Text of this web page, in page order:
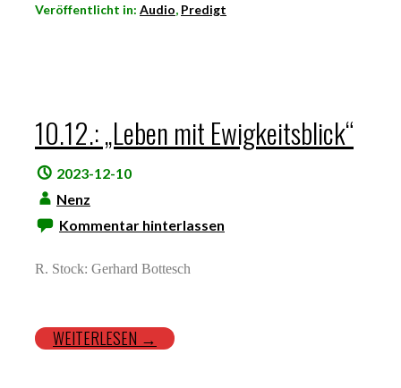
Veröffentlicht in: Audio, Predigt
10.12.: „Leben mit Ewigkeitsblick“
2023-12-10
Nenz
Kommentar hinterlassen
R. Stock: Gerhard Bottesch
WEITERLESEN →